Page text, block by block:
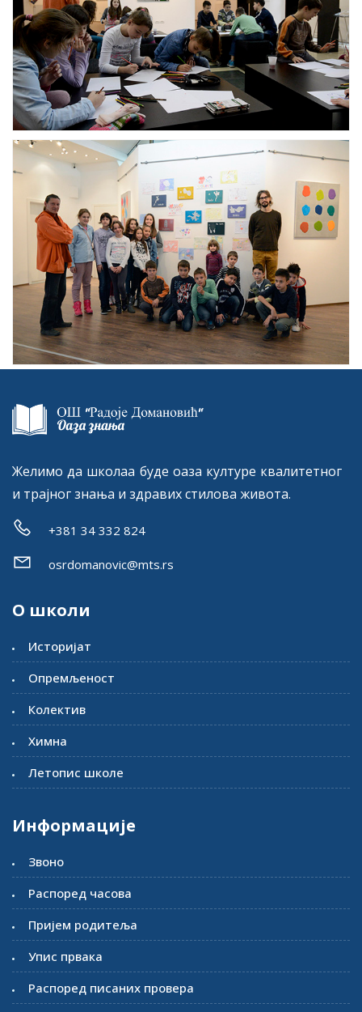
Желимо да школаа буде оаза културе квалитетног
и трајног знања и здравих стилова живота.
+381 34 332 824
osrdomanovic@mts.rs
О школи
Историјат
Опремљеност
Колектив
Химна
Летопис школе
Информације
Звоно
Распоред часова
Пријем родитеља
Упис првака
Распоред писаних провера